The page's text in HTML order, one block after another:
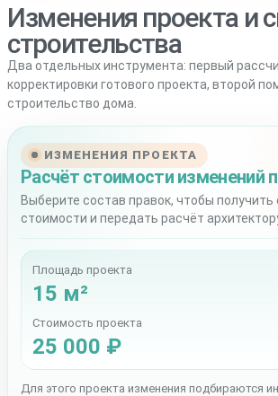
Изменения проекта и
строительства
Два отдельных инструмента: первый
корректировки готового проекта, второй
строительство дома.
ИЗМЕНЕНИЯ ПРОЕКТА
Расчёт стоимости изменений
Выберите состав правок, чтобы получить
стоимости и передать расчёт
Площадь проекта
15 м²
Стоимость проекта
25 000 ₽
Для этого проекта изменения подбираются